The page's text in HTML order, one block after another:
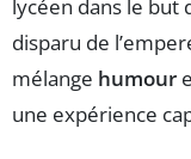
lycéen dans le but
disparu de
mélange humour
une expérience